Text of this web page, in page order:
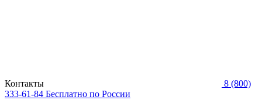
Контакты
8 (800)
333-61-84 Бесплатно по России